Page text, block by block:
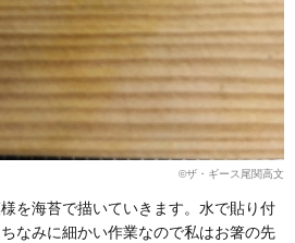
©︎ザ・ギース尾関高文
を海苔で描いていきます。水で貼り付
なみに細かい作業なので私はお箸の先